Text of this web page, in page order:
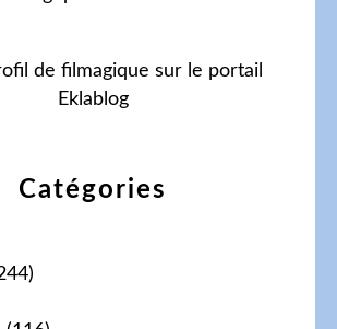
Catégories
de filmagique sur le portail
Eklablog